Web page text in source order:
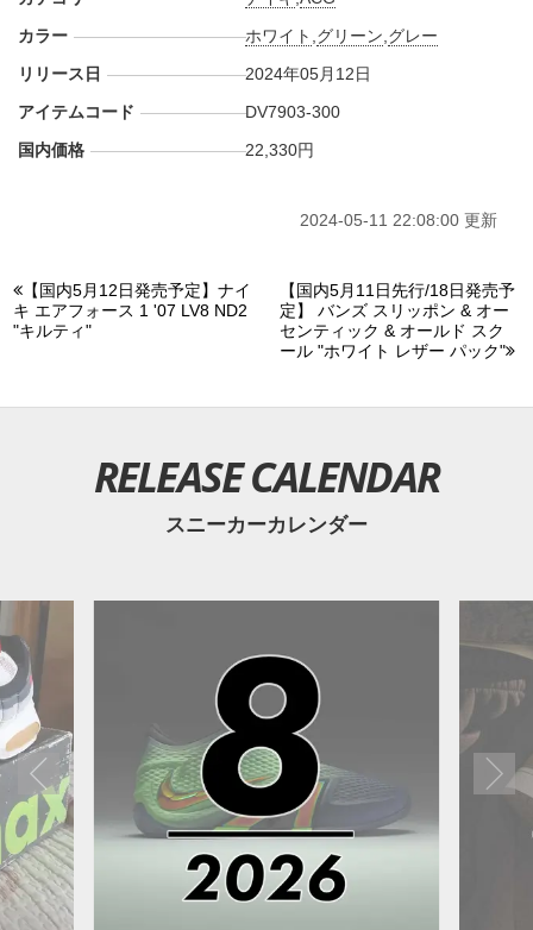
カラー
ホワイト グリーン グレー
リリース日
2024年05月12日
アイテムコード
DV7903-300
国内価格
22,330円
2024-05-11 22:08:00 更新
【国内5月12日発売予定】ナイ
キ エアフォース 1 '07 LV8 ND2
"キルティ"
【国内5月11日先行/18日発売予
定】 バンズ スリッポン & オー
センティック & オールド スク
ール "ホワイト レザー パック"
RELEASE CALENDAR
スニーカーカレンダー